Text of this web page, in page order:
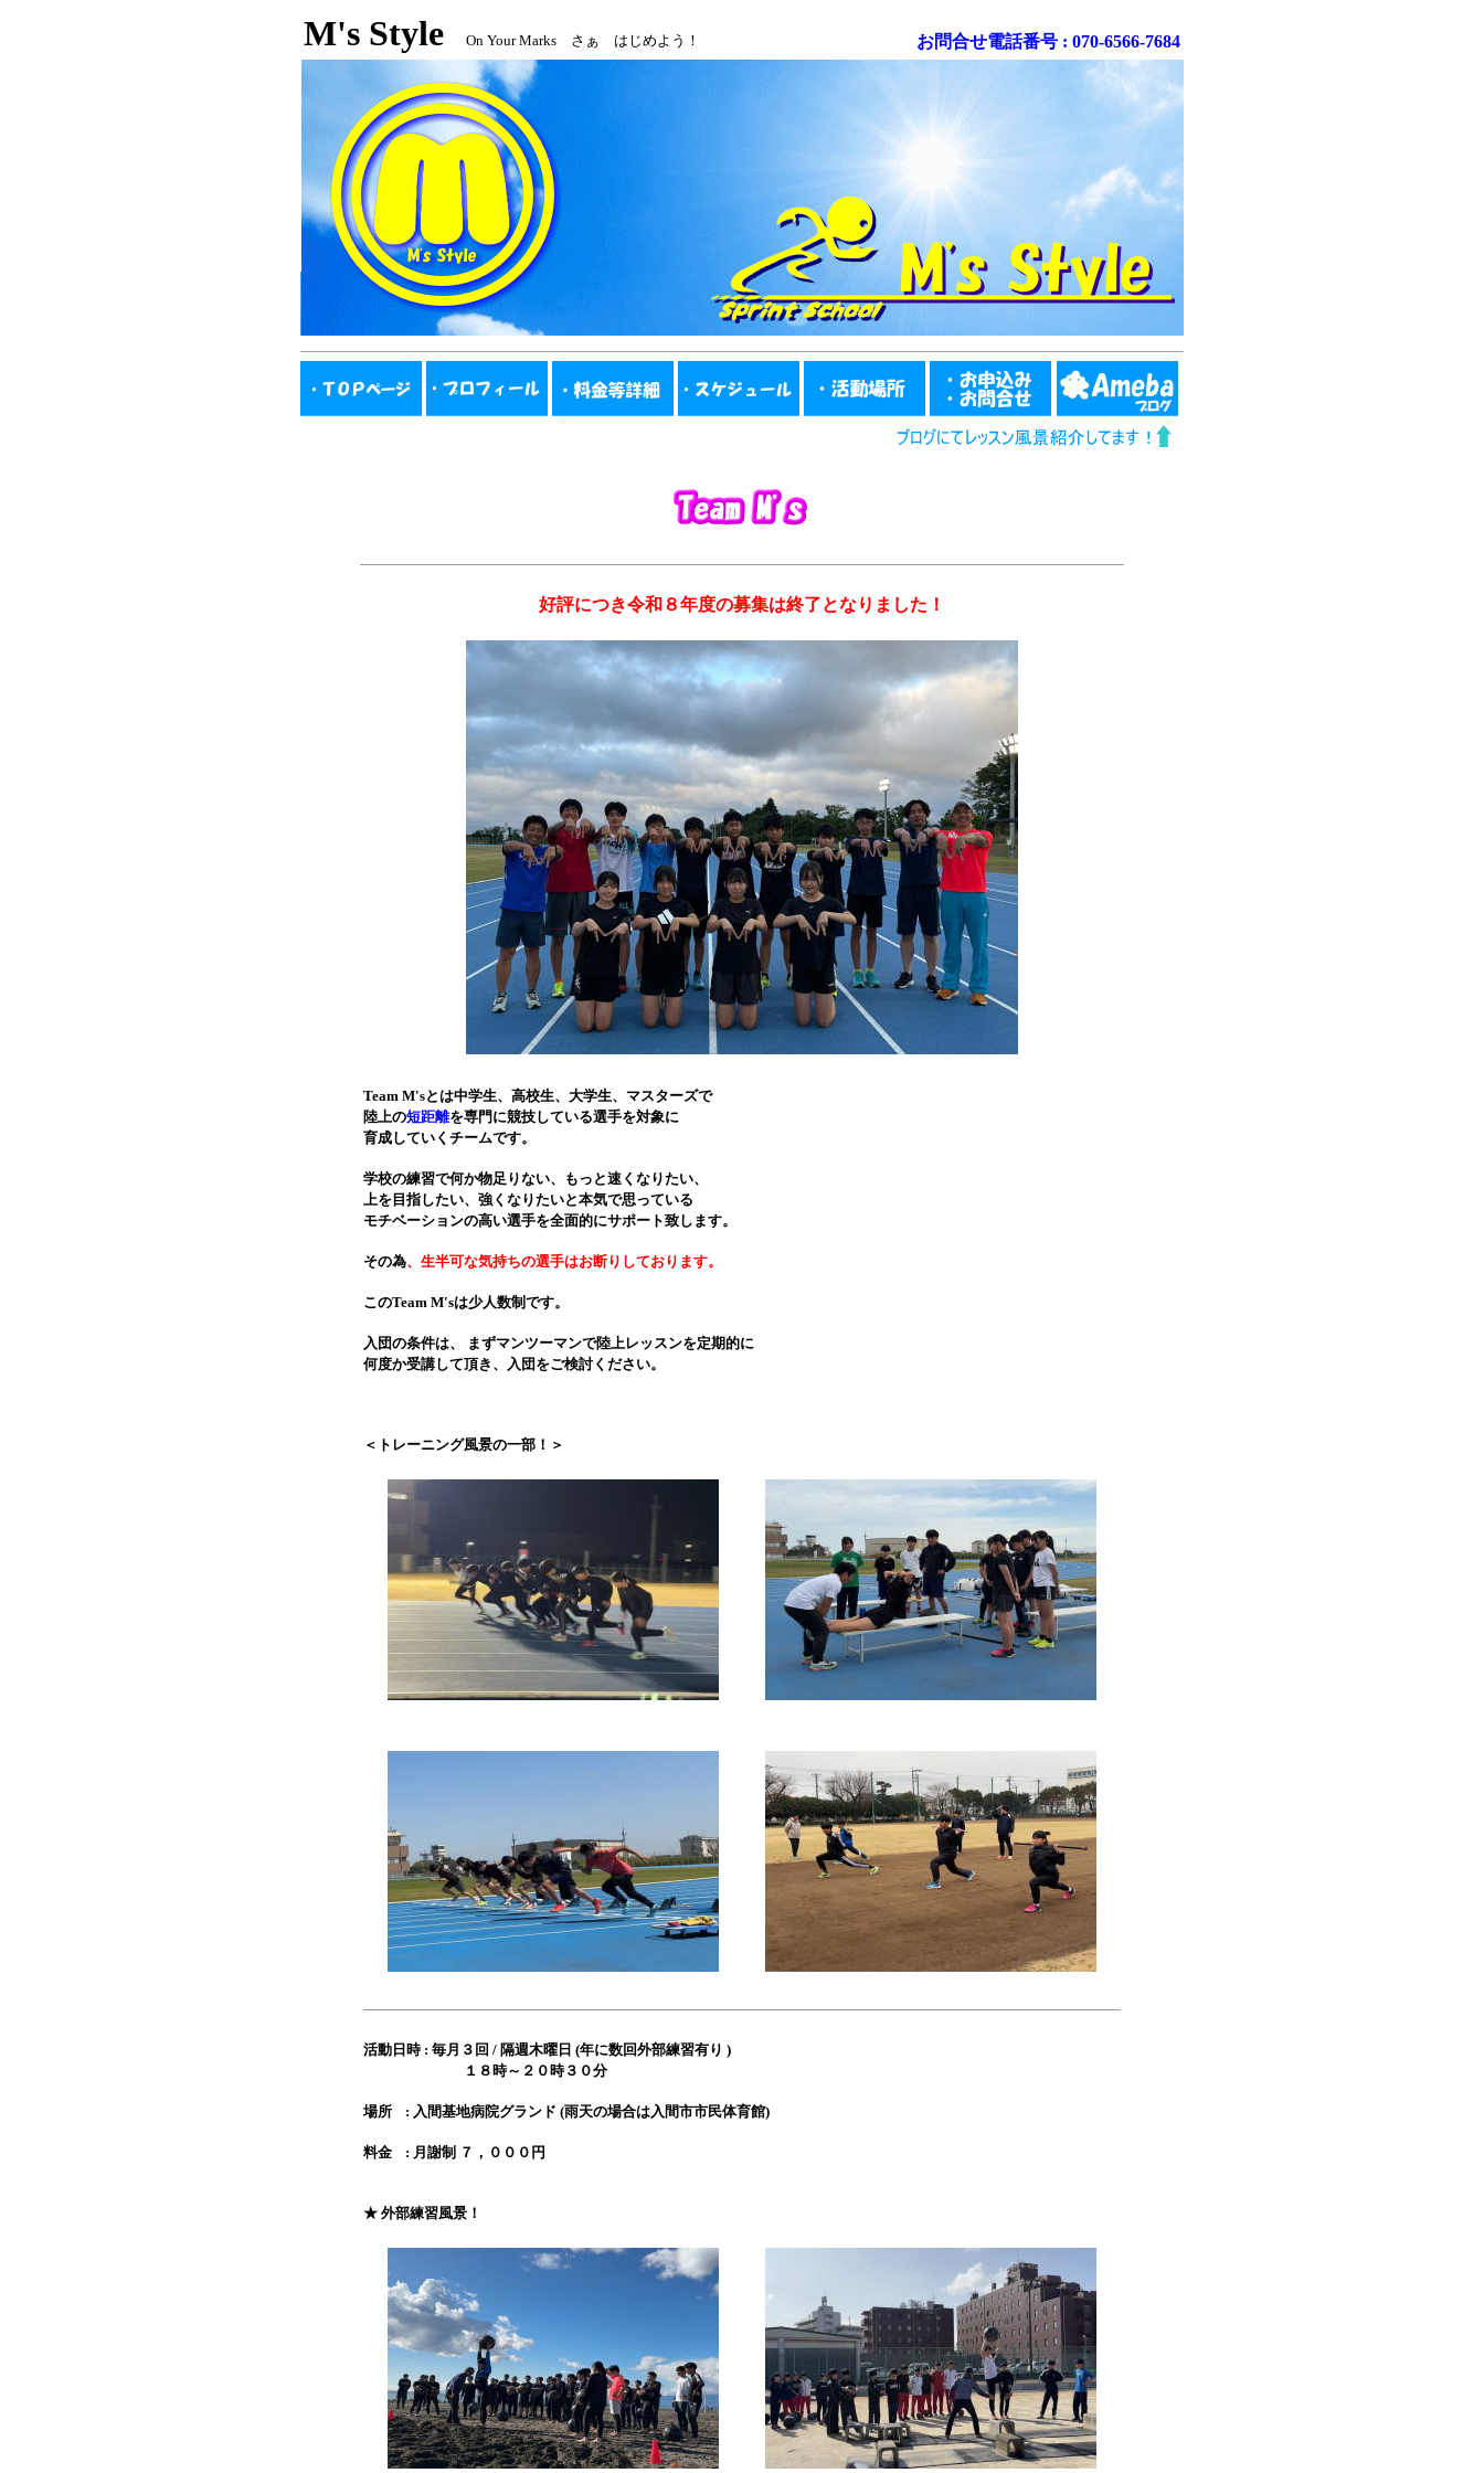
M's Style On Your Marks さぁ はじめよう！ お問合せ電話番号 : 070-6566-7684
好評につき令和８年度の募集は終了となりました！
Team M'sとは中学生、高校生、大学生、マスターズで
陸上の短距離を専門に競技している選手を対象に
育成していくチームです。
学校の練習で何か物足りない、もっと速くなりたい、
上を目指したい、強くなりたいと本気で思っている
モチベーションの高い選手を全面的にサポート致します。
その為、 生半可な気持ちの選手はお断りしております。
このTeam M'sは少人数制です。
入団の条件は、 まずマンツーマンで陸上レッスンを定期的に
何度か受講して頂き、入団をご検討ください。
＜トレーニング風景の一部！＞
活動日時 : 毎月３回 / 隔週木曜日 (年に数回外部練習有り )
１８時～２０時３０分
場所 : 入間基地病院グランド (雨天の場合は入間市市民体育館)
料金 : 月謝制 ７，０００円
★ 外部練習風景！